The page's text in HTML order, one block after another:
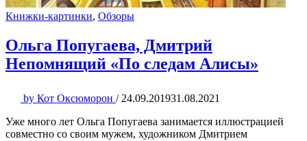
Книжки-картинки, Обзоры
Ольга Попугаева, Дмитрий
Непомнящий «По следам Алисы»
by Кот Оксюморон / 24.09.201931.08.2021
Уже много лет Ольга Попугаева занимается иллюстрацией
совместно со своим мужем, художником Дмитрием